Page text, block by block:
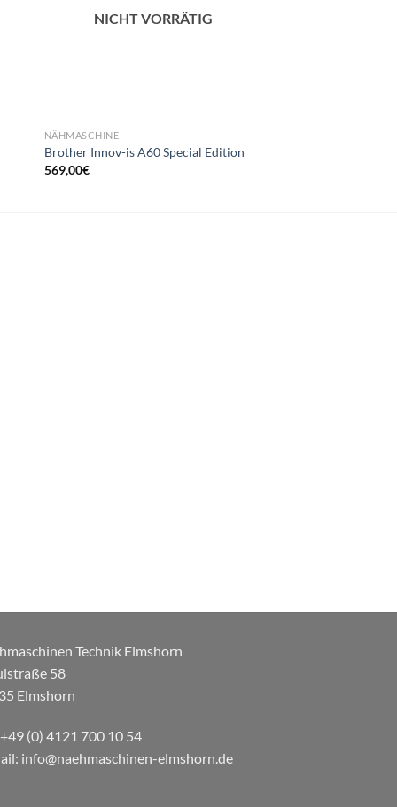
NICHT VORRÄTIG
NÄHMASCHINE
Brother Innov-is A60 Special Edition
569,00€
Technik Elmshorn
58
Elmshorn
+49 (0) 4121 700 10 54
info@naehmaschinen-elmshorn.de